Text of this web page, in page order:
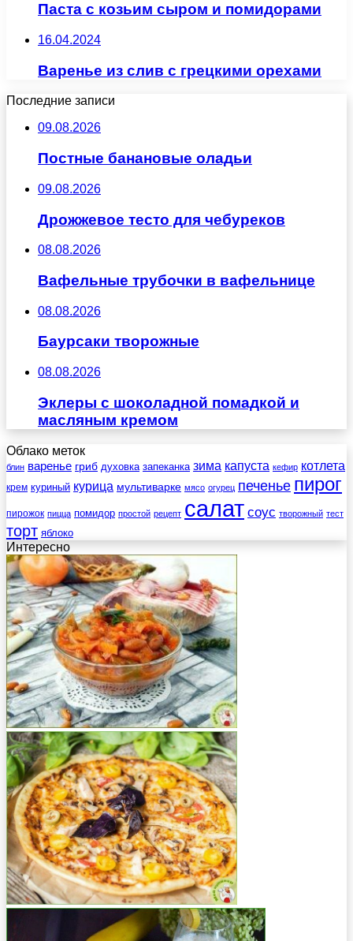
Паста с козьим сыром и помидорами
16.04.2024
Варенье из слив с грецкими орехами
Последние записи
09.08.2026
Постные банановые оладьи
09.08.2026
Дрожжевое тесто для чебуреков
08.08.2026
Вафельные трубочки в вафельнице
08.08.2026
Баурсаки творожные
08.08.2026
Эклеры с шоколадной помадкой и
масляным кремом
Облако меток
блин варенье гриб духовка запеканка зима капуста кефир котлета
крем куриный курица мультиварке мясо огурец печенье пирог
пирожок пицца помидор простой рецепт салат соус творожный тест
торт яблоко
Интересно